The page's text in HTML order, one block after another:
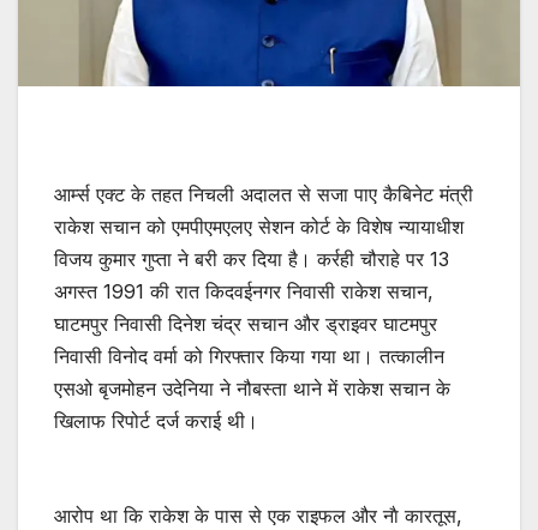
आर्म्स एक्ट के तहत निचली अदालत से सजा पाए कैबिनेट मंत्री
राकेश सचान को एमपीएमएलए सेशन कोर्ट के विशेष न्यायाधीश
विजय कुमार गुप्ता ने बरी कर दिया है। कर्रही चौराहे पर 13
अगस्त 1991 की रात किदवईनगर निवासी राकेश सचान,
घाटमपुर निवासी दिनेश चंद्र सचान और ड्राइवर घाटमपुर
निवासी विनोद वर्मा को गिरफ्तार किया गया था। तत्कालीन
एसओ बृजमोहन उदेनिया ने नौबस्ता थाने में राकेश सचान के
खिलाफ रिपोर्ट दर्ज कराई थी।
आरोप था कि राकेश के पास से एक राइफल और नाै कारतूस,